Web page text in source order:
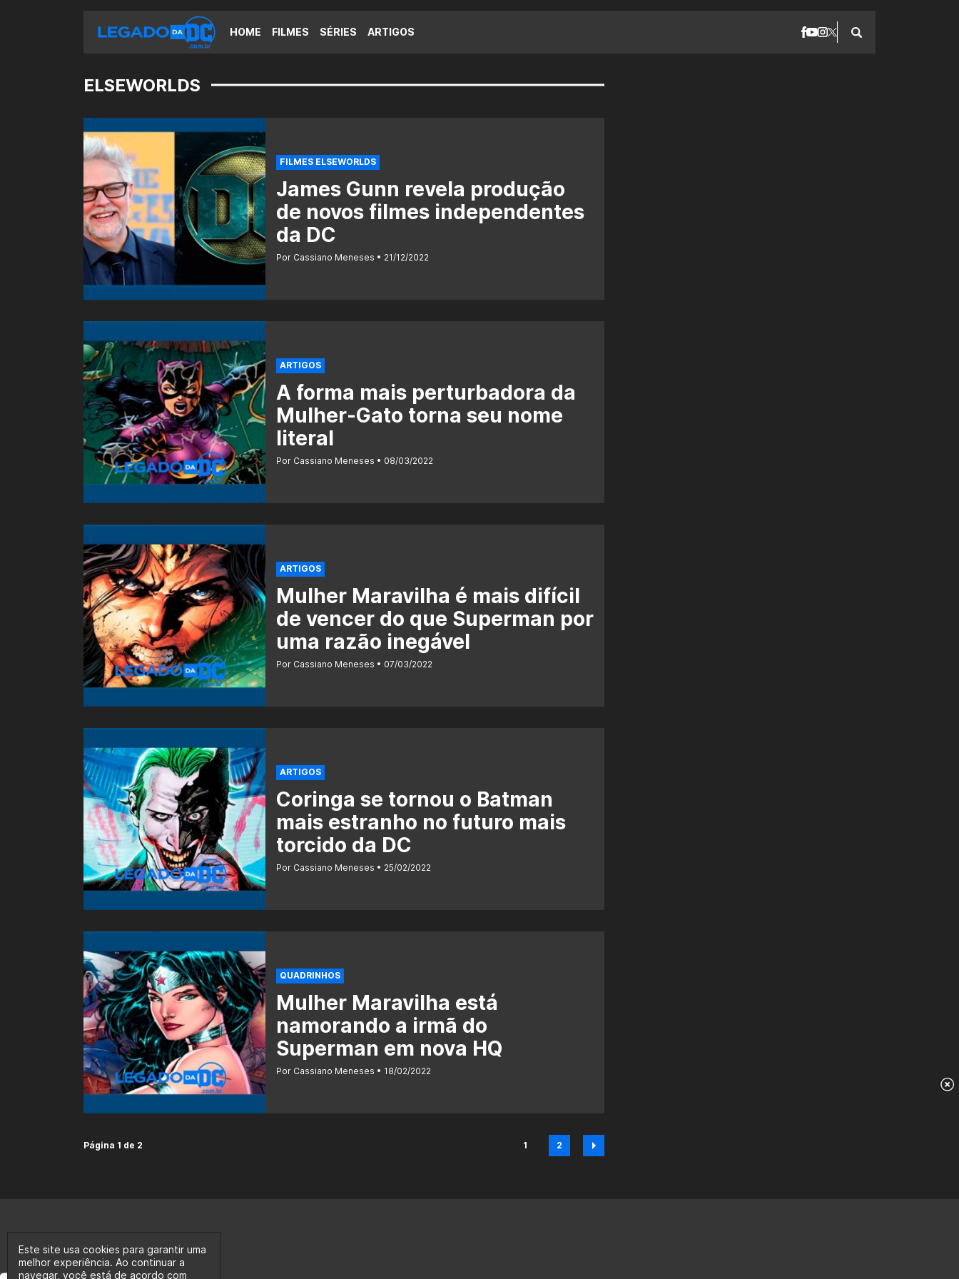
HOME FILMES SÉRIES ARTIGOS
ELSEWORLDS
FILMES ELSEWORLDS
James Gunn revela produção
de novos filmes independentes
da DC
Por Cassiano Meneses 21/12/2022
ARTIGOS
A forma mais perturbadora da
Mulher-Gato torna seu nome
literal
Por Cassiano Meneses 08/03/2022
ARTIGOS
Mulher Maravilha é mais difícil
de vencer do que Superman por
uma razão inegável
Por Cassiano Meneses 07/03/2022
ARTIGOS
Coringa se tornou o Batman
mais estranho no futuro mais
torcido da DC
Por Cassiano Meneses 25/02/2022
QUADRINHOS
Mulher Maravilha está
namorando a irmã do
Superman em nova HQ
Por Cassiano Meneses 18/02/2022
Página 1 de 2
Página
1
Página
2
Este site usa cookies para garantir uma
melhor experiência. Ao continuar a
navegar, você está de acordo com